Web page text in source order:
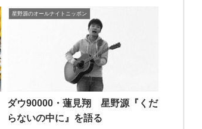
星野源のオールナイトニッポン
ダウ90000・蓮見翔 星野源『くだ
らないの中に』を語る